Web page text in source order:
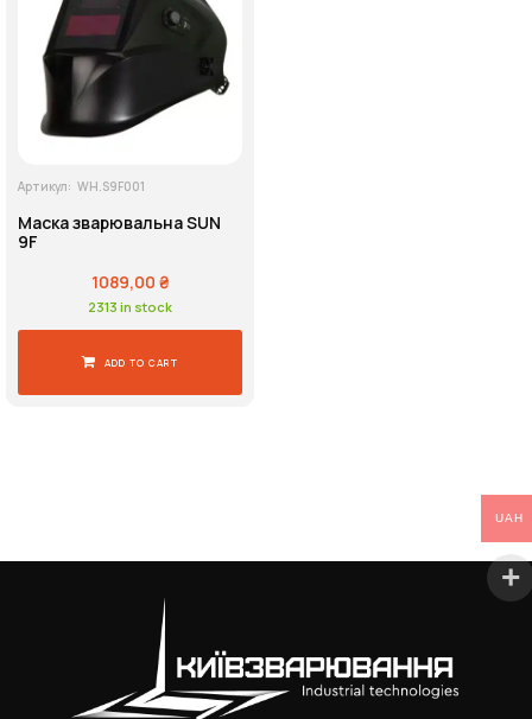
Артикул: WH.S9F001
Маска зварювальна SUN
9F
1089,00 ₴
2313 in stock
ADD TO CART
Напруга живлення
UAH